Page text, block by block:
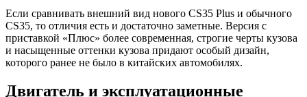
Если сравнивать внешний вид нового CS35 Plus и обычного
CS35, то отличия есть и достаточно заметные. Версия с
приставкой «Плюс» более современная, строгие черты кузова
и насыщенные оттенки кузова придают особый дизайн,
которого ранее не было в китайских автомобилях.
Двигатель и эксплуатационные